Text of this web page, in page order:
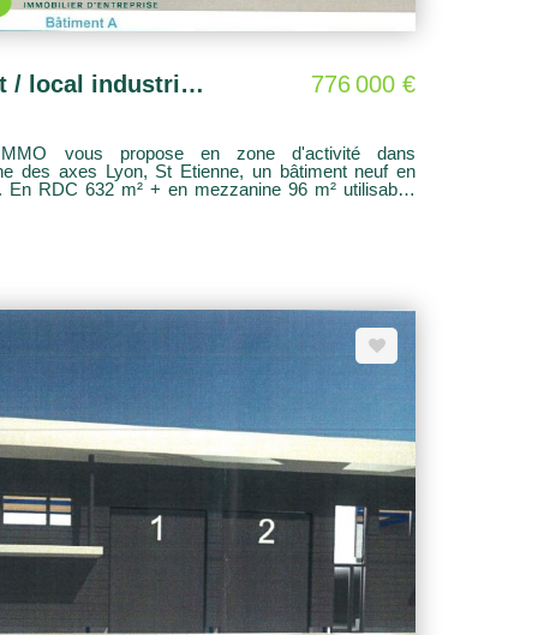
LE COTEAU - Entrepôt / local industriel de 728 m² 776 000 €
vous propose en zone d'activité dans
des axes Lyon, St Etienne, un bâtiment neuf en
632 m² + en mezzanine 96 m² utilisable.